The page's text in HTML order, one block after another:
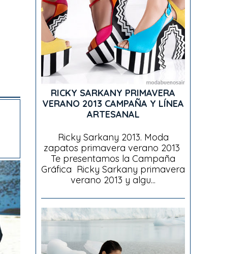
RICKY SARKANY PRIMAVERA
VERANO 2013 CAMPAÑA Y LÍNEA
ARTESANAL
Ricky Sarkany 2013. Moda
zapatos primavera verano 2013
Te presentamos la Campaña
Gráfica Ricky Sarkany primavera
verano 2013 y algu...